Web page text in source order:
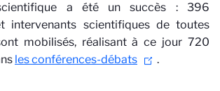
a été un succès : 396
intervenants scientifiques de toutes
mobilisés, réalisant à ce jour 720
les conférences-débats .